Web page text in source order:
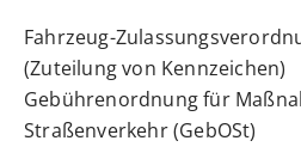
§ 8 Fahrzeug-
(Zuteilung von Kennzeichen)
Gebührenordnung für
Straßenverkehr (GebOSt)